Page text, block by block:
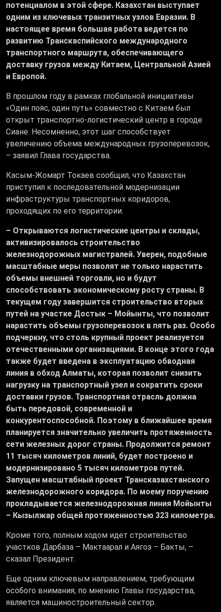
потенциалом в этой сфере. Казахстан выступает
одним из ключевых транзитных узлов Евразии. В
настоящее время большая работа ведется по
развитию Транскаспийского международного
транспортного маршрута, обеспечивающего
доставку грузов между Китаем, Центральной Азией
и Европой.
В прошлом году в рамках глобальной инициативы
«Один пояс, один путь» совместно с Китаем был
открыт транспортно-логистический центр в городе
Сиане. Несомненно, этот шаг способствует
увеличению объема международных грузоперевозок,
– заявил Глава государства.
Касым-Жомарт Токаев сообщил, что Казахстан
приступил к последовательной модернизации
инфраструктуры транспортных коридоров,
проходящих по его территории.
– Открываются логистические центры и склады,
активизировалось строительство
железнодорожных магистралей. Уверен, подобные
масштабные меры позволят не только нарастить
объемы внешней торговли, но и будут
способствовать экономическому росту страны. В
текущем году завершится строительство вторых
путей на участке Достык – Мойынты, что позволит
нарастить объемы грузоперевозок в пять раз. Особо
подчеркну, что столь крупный проект реализуется
отечественными организациями. В конце этого года
также будет введена в эксплуатацию обводная
линия в обход Алматы, которая позволит снизить
нагрузку на транспортный узел и сократить сроки
доставки грузов. Транспортная отрасль должна
быть передовой, современной и
конкурентоспособной. Поэтому в ближайшее время
планируется значительно увеличить протяженность
сети железных дорог страны. Продолжится ремонт
11 тысяч километров линий, будет построено и
модернизировано 5 тысяч километров путей.
Запущен масштабный проект Трансказахстанского
железнодорожного коридора. По моему поручению
прокладывается железнодорожная линия Мойынты
– Кызылжар общей протяженностью 323 километра.
Кроме того, полным ходом идет строительство
участков Дарбаза – Мактаарал и Аягоз – Бакты, –
сказал Президент.
Еще одним ключевым направлением, требующим
особого внимания, по мнению Главы государства,
является машиностроительный сектор.